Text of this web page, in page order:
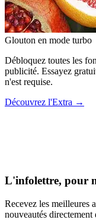
Glouton en mode turbo
Débloquez toutes les
publicité. Essayez
n'est requise.
Découvrez l'Extra →
L'infolettre, pour
Recevez les meilleures
nouveautés directement